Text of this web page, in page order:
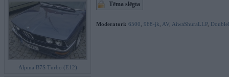
Alpina B7S Turbo (E12)
Tēma slēgta
Moderatori: 6500 968-jk AV AiwaShuraLLP,